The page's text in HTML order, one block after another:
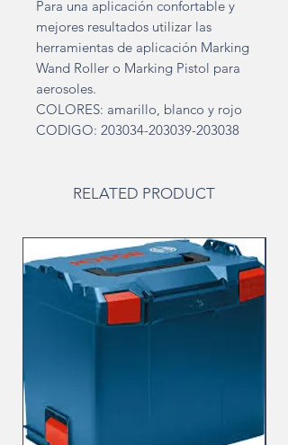
Para una aplicación confortable y
mejores resultados utilizar las
herramientas de aplicación Marking
Wand Roller o Marking Pistol para
aerosoles.
COLORES: amarillo, blanco y rojo
CODIGO: 203034-203039-203038
RELATED PRODUCT